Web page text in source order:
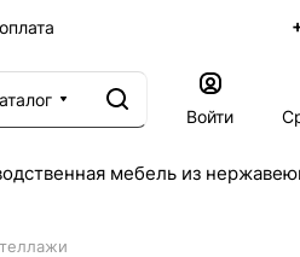
Войти
мебель из